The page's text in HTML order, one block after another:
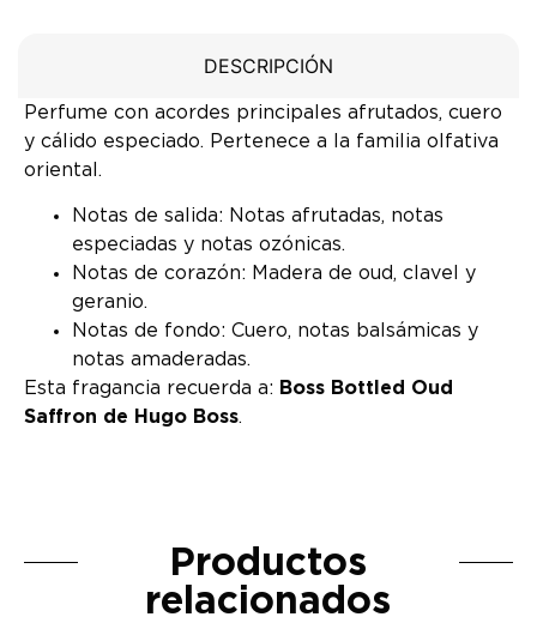
DESCRIPCIÓN
Perfume con acordes principales afrutados, cuero
y cálido especiado. Pertenece a la familia olfativa
oriental.
Notas de salida: Notas afrutadas, notas
especiadas y notas ozónicas.
Notas de corazón: Madera de oud, clavel y
geranio.
Notas de fondo: Cuero, notas balsámicas y
notas amaderadas.
Esta fragancia recuerda a: Boss Bottled Oud
Saffron de Hugo Boss.
Productos
relacionados